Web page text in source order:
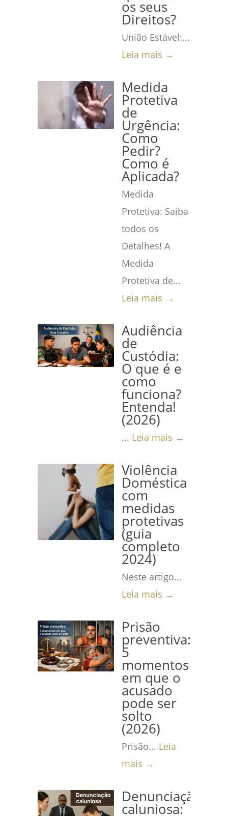
os seus
Direitos?
União Estável:...
Leia mais →
Medida
Protetiva
de
Urgência:
Como
Pedir?
Como é
Aplicada?
Medida
Protetiva: Saiba
todos os
Detalhes! A
Medida
Protetiva de...
Leia mais →
Audiência
de
Custódia:
O que é e
como
funciona?
Entenda!
(2026)
... Leia mais →
Violência
Doméstica
com
medidas
protetivas
(guia
completo
2024)
Neste artigo...
Leia mais →
Prisão
preventiva:
5
momentos
em que o
acusado
pode ser
solto
(2026)
Prisão... Leia
mais →
Denunciação
caluniosa: